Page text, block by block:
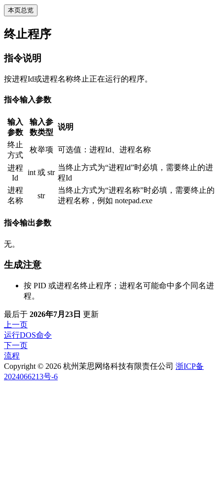
本页总览
终止程序
指令说明
按进程Id或进程名称终止正在运行的程序。
指令输入参数
输入
参数
输入参
数类型
说明
终止
方式
枚举项 可选值：进程Id、进程名称
进程
Id
int 或 str
当终止方式为“进程Id”时必填，需要终止的进
程Id
进程
名称
str
当终止方式为“进程名称”时必填，需要终止的
进程名称，例如 notepad.exe
指令输出参数
无。
生成注意
按 PID 或进程名终止程序；进程名可能命中多个同名进
程。
最后于 2026年7月23日 更新
上一页
运行DOS命令
下一页
流程
Copyright © 2026 杭州茉思网络科技有限责任公司 浙ICP备
2024066213号-6